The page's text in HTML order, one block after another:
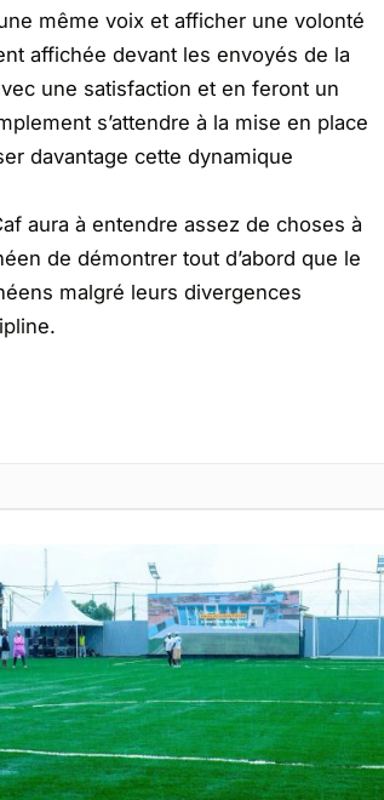
même voix et afficher une volonté
affichée devant les envoyés de la
une satisfaction et en feront un
s’attendre à la mise en place
davantage cette dynamique
aura à entendre assez de choses à
de démontrer tout d’abord que le
malgré leurs divergences